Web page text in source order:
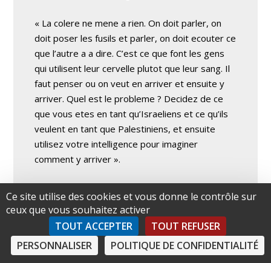
« La colere ne mene a rien. On doit parler, on
doit poser les fusils et parler, on doit ecouter ce
que l’autre a a dire. C’est ce que font les gens
qui utilisent leur cervelle plutot que leur sang. Il
faut penser ou on veut en arriver et ensuite y
arriver. Quel est le probleme ? Decidez de ce
que vous etes en tant qu’Israeliens et ce qu’ils
veulent en tant que Palestiniens, et ensuite
utilisez votre intelligence pour imaginer
comment y arriver ».
dirigeants que vous avez. Vous
ne pouvez pas importer des dirigeants, vous
devez les creer ».
Ce site utilise des cookies et vous donne le contrôle sur
ceux que vous souhaitez activer
TOUT ACCEPTER
TOUT REFUSER
PERSONNALISER
POLITIQUE DE CONFIDENTIALITÉ